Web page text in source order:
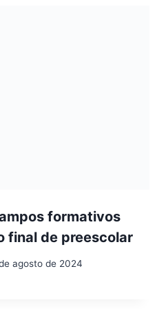
formativos
final de preescolar
agosto de 2024